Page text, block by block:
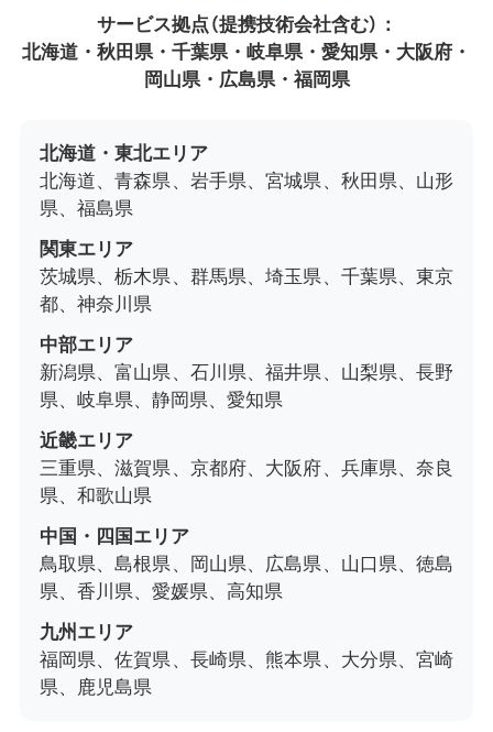
サービス拠点（提携技術会社含む）：
北海道・秋田県・千葉県・岐阜県・愛知県・大阪府・
岡山県・広島県・福岡県
北海道・東北エリア
北海道、青森県、岩手県、宮城県、秋田県、山形
県、福島県
関東エリア
茨城県、栃木県、群馬県、埼玉県、千葉県、東京
都、神奈川県
中部エリア
新潟県、富山県、石川県、福井県、山梨県、長野
県、岐阜県、静岡県、愛知県
近畿エリア
三重県、滋賀県、京都府、大阪府、兵庫県、奈良
県、和歌山県
中国・四国エリア
鳥取県、島根県、岡山県、広島県、山口県、徳島
県、香川県、愛媛県、高知県
九州エリア
福岡県、佐賀県、長崎県、熊本県、大分県、宮崎
県、鹿児島県